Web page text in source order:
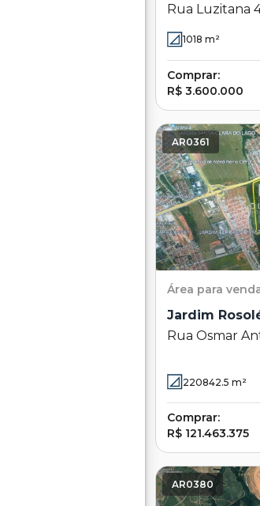
Rua Luzitana
1018 m²
Comprar:
R$ 3.600.000
AR0361
Área para
Jardim
Rua Osmar
SP
220842.5 m²
Comprar:
R$ 121.463.375
AR0380